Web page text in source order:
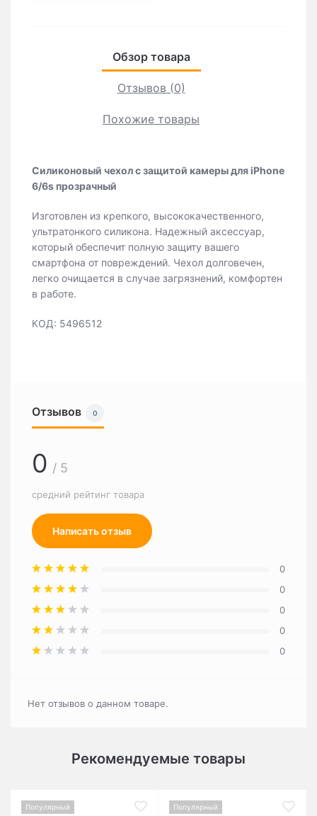
Обзор товара
Отзывов (0)
Похожие товары
Силиконовый чехол с защитой камеры для iPhone
6/6s прозрачный
Изготовлен из крепкого, высококачественного,
ультратонкого силикона. Надежный аксессуар,
который обеспечит полную защиту вашего
смартфона от повреждений. Чехол долговечен,
легко очищается в случае загрязнений, комфортен
в работе.
КОД: 5496512
Отзывов 0
0 / 5
средний рейтинг товара
Написать отзыв
0
0
0
0
0
Нет отзывов о данном товаре.
Рекомендуемые товары
Популярный Популярный